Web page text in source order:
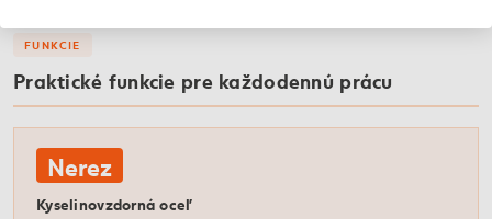
FUNKCIE
Praktické funkcie pre každodennú prácu
Nerez
Kyselinovzdorná oceľ